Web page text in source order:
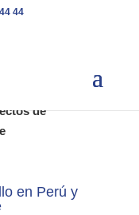
44
de
en Perú y